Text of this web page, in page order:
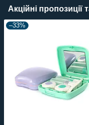
Акційні пропозиції
–33%